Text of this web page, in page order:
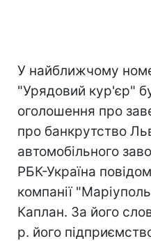
У найближчому
"Урядовий кур'єр"
оголошення про
про банкрутство
автомобільного
РБК-Україна
компанії
Каплан. За його
р. його